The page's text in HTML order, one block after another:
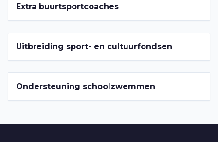
2022-2026
Extra buurtsportcoaches
2022-2026
Uitbreiding sport- en cultuurfondsen
2022-2026
Ondersteuning schoolzwemmen